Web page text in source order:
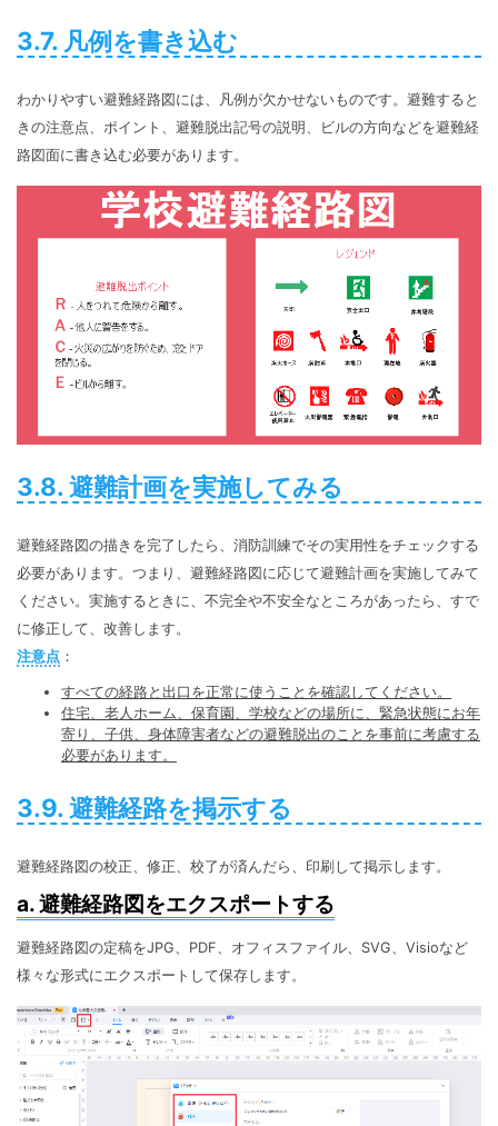
3.7. 凡例を書き込む
わかりやすい避難経路図には、凡例が欠かせないものです。避難すると
きの注意点、ポイント、避難脱出記号の説明、ビルの方向などを避難経
路図面に書き込む必要があります。
3.8. 避難計画を実施してみる
避難経路図の描きを完了したら、消防訓練でその実用性をチェックする
必要があります。つまり、避難経路図に応じて避難計画を実施してみて
ください。実施するときに、不完全や不安全なところがあったら、すで
に修正して、改善します。
注意点 ：
すべての経路と出口を正常に使うことを確認してください。
住宅、老人ホーム、保育園、学校などの場所に、緊急状態にお年
寄り、子供、身体障害者などの避難脱出のことを事前に考慮する
必要があります。
3.9. 避難経路を掲示する
避難経路図の校正、修正、校了が済んだら、印刷して掲示します。
a. 避難経路図をエクスポートする
避難経路図の定稿をJPG、PDF、オフィスファイル、SVG、Visioなど
様々な形式にエクスポートして保存します。